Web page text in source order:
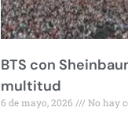
BTS con
multitud
6 de mayo, 2026 No hay